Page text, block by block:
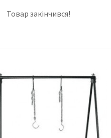
Товар закінчився!